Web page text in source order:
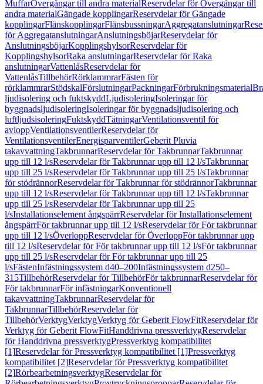
MuffarÖvergångar till andra materialReservdelar för Övergångar till
andra materialGängade kopplingarReservdelar för Gängade
kopplingarFlänskopplingarFlänsbussningarAggregatanslutningar
för AggregatanslutningarAnslutningsböjarReservdelar för
AnslutningsböjarKopplingshylsorReservdelar för
KopplingshylsorRaka anslutningarReservdelar för Raka
anslutningarVattenlåsReservdelar för
VattenlåsTillbehörRörklammrarFästen för
rörklammrarStödskalFörslutningarPackningarFörbrukningsmaterial
ljudisolering och fuktskyddLjudisoleringIsoleringar för
byggnadsljudisoleringIsoleringar för byggnadsljudisolering och
luftljudsisoleringFuktskyddTätningarVentilationsventil för
avloppVentilationsventilerReservdelar för
VentilationsventilerEnergisparventilerGeberit Pluvia
takavvattningTakbrunnarReservdelar för TakbrunnarTakbrunnar
upp till 12 l/sReservdelar för Takbrunnar upp till 12 l/sTakbrunnar
upp till 25 l/sReservdelar för Takbrunnar upp till 25 l/sTakbrunnar
för stödrännorReservdelar för Takbrunnar för stödrännorTakbrunnar
upp till 12 l/sReservdelar för Takbrunnar upp till 12 l/sTakbrunnar
upp till 25 l/sReservdelar för Takbrunnar upp till 25
l/sInstallationselement ångspärrReservdelar för Installationselement
ångspärrFör takbrunnar upp till 12 l/sReservdelar för För takbrunnar
upp till 12 l/sÖverloppReservdelar för ÖverloppFör takbrunnar upp
till 12 l/sReservdelar för För takbrunnar upp till 12 l/sFör takbrunnar
upp till 25 l/sReservdelar för För takbrunnar upp till 25
l/sFästenInfästningssystem d40–200Infästningssystem d250–
315TillbehörReservdelar för TillbehörFör takbrunnarReservdelar för
För takbrunnarFör infästningarKonventionell
takavvattningTakbrunnarReservdelar för
TakbrunnarTillbehörReservdelar för
TillbehörVerktygVerktygVerktyg för Geberit FlowFitReservdelar för
Verktyg för Geberit FlowFitHanddrivna pressverktygReservdelar
för Handdrivna pressverktygPressverktyg kompatibilitet
[1]Reservdelar för Pressverktyg kompatibilitet [1]Pressverktyg
kompatibilitet [2]Reservdelar för Pressverktyg kompatibilitet
[2]RörbearbetningsverktygReservdelar för